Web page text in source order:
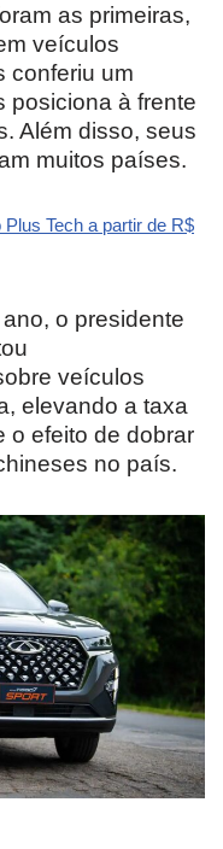
as primeiras,
veículos
conferiu um
posiciona à frente
Além disso, seus
muitos países.
Tech a partir de R$
o presidente
veículos
elevando a taxa
o efeito de dobrar
no país.